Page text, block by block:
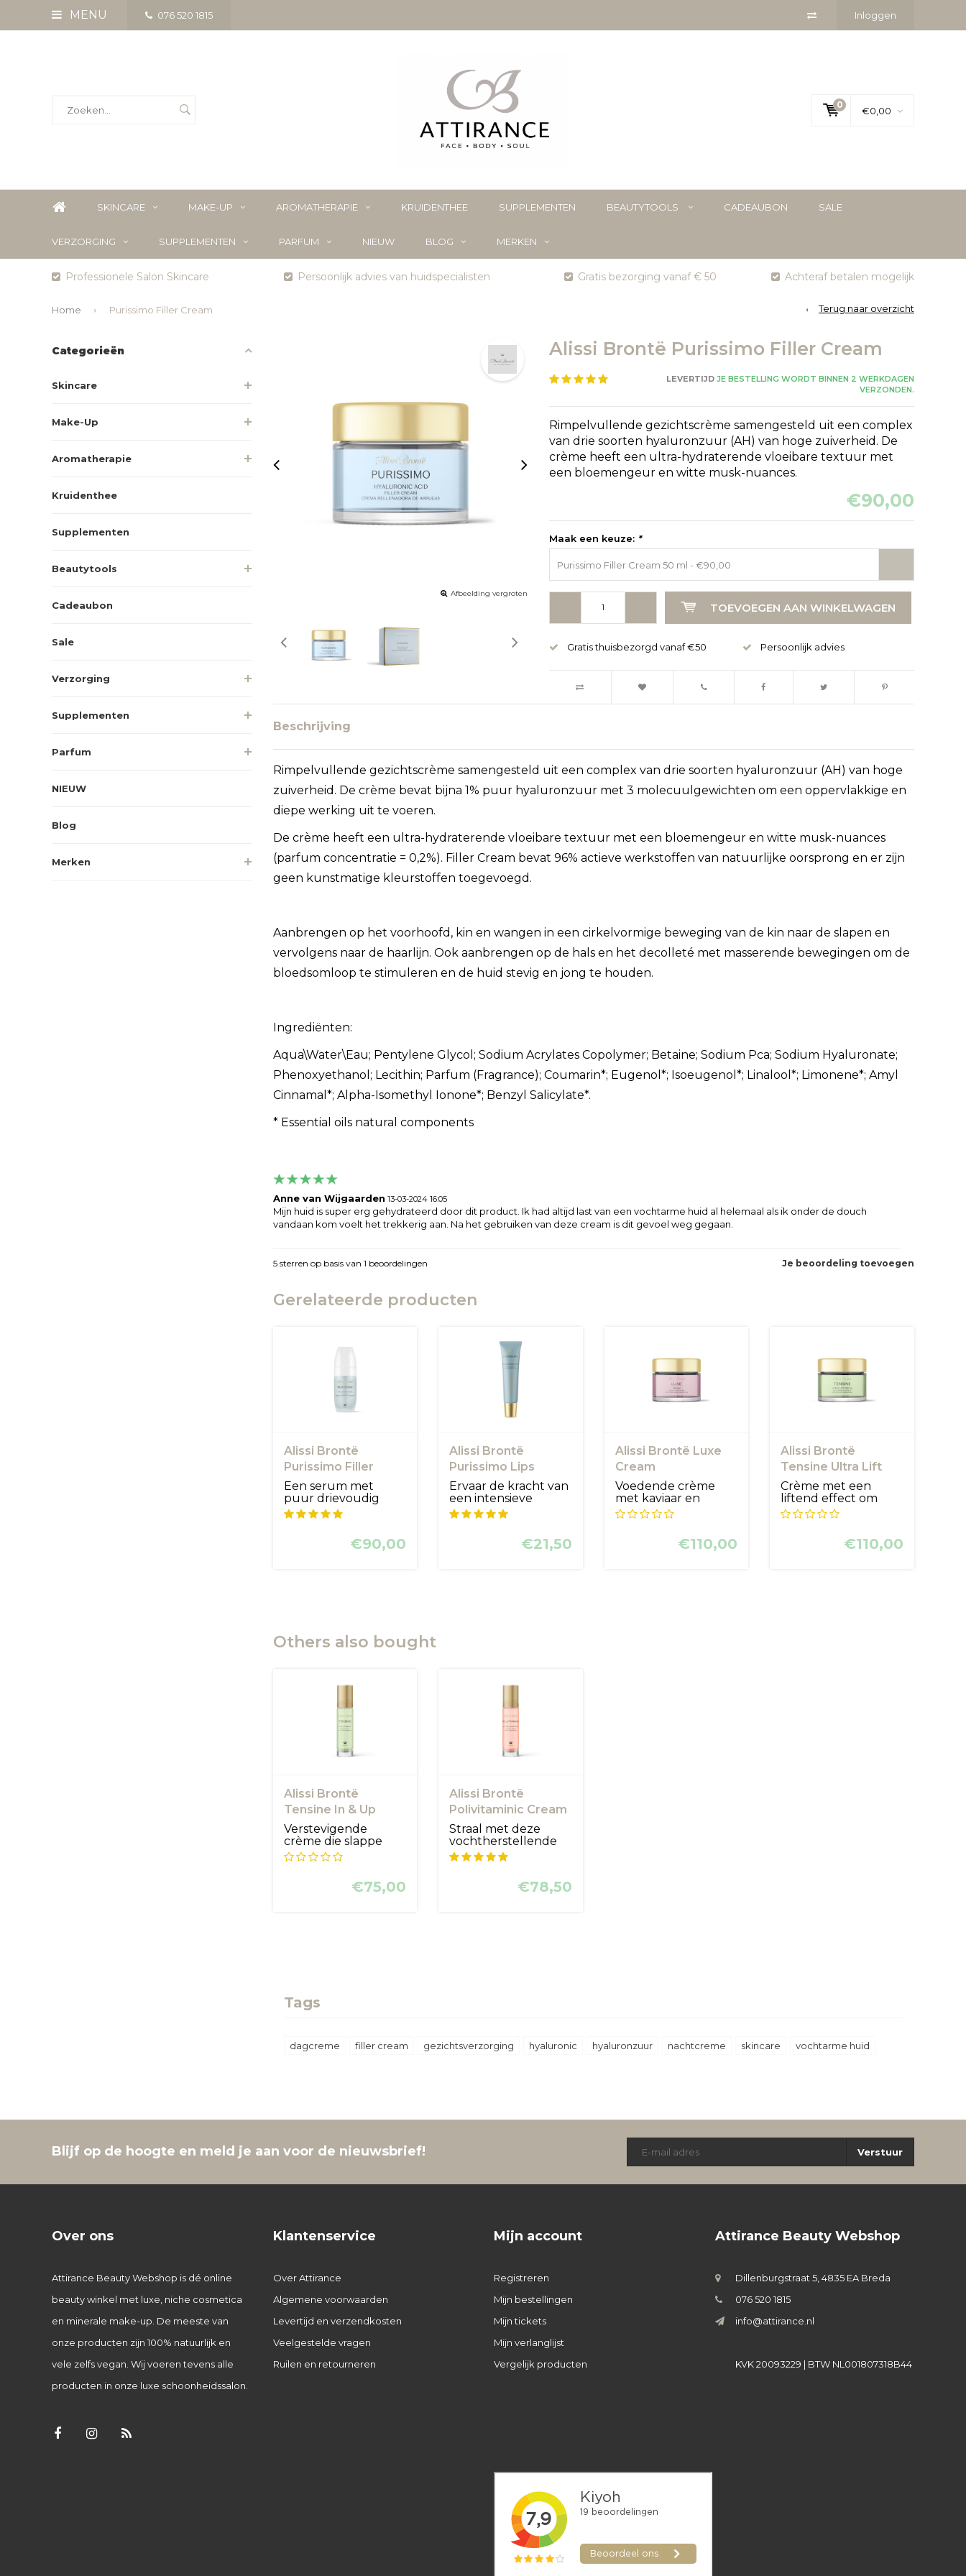
MENU 076 520 1815 Inloggen
0
€0,00
SKINCARE MAKE-UP AROMATHERAPIE KRUIDENTHEE SUPPLEMENTEN BEAUTYTOOLS CADEAUBON SALE
VERZORGING SUPPLEMENTEN PARFUM NIEUW BLOG MERKEN
Professionele Salon Skincare Persoonlijk advies van huidspecialisten Gratis bezorging vanaf € 50 Achteraf betalen mogelijk
Home Purissimo Filler Cream Terug naar overzicht
Categorieën
Skincare
Make-Up
Aromatherapie
Kruidenthee
Supplementen
Beautytools
Cadeaubon
Sale
Verzorging
Supplementen
Parfum
NIEUW
Blog
Merken
Afbeelding vergroten Afbeelding vergroten
Alissi Brontë Purissimo Filler Cream
LEVERTIJDJE BESTELLING WORDT BINNEN 2 WERKDAGEN
VERZONDEN.
Rimpelvullende gezichtscrème samengesteld uit een complex
van drie soorten hyaluronzuur (AH) van hoge zuiverheid. De
crème heeft een ultra-hydraterende vloeibare textuur met
een bloemengeur en witte musk-nuances.
€90,00
Maak een keuze: *
Purissimo Filler Cream 50 ml - €90,00
TOEVOEGEN AAN WINKELWAGEN
Gratis thuisbezorgd vanaf €50 Persoonlijk advies
Beschrijving
Rimpelvullende gezichtscrème samengesteld uit een complex van drie soorten hyaluronzuur (AH) van hoge
zuiverheid. De crème bevat bijna 1% puur hyaluronzuur met 3 molecuulgewichten om een oppervlakkige en
diepe werking uit te voeren.
De crème heeft een ultra-hydraterende vloeibare textuur met een bloemengeur en witte musk-nuances
(parfum concentratie = 0,2%). Filler Cream bevat 96% actieve werkstoffen van natuurlijke oorsprong en er zijn
geen kunstmatige kleurstoffen toegevoegd.
Aanbrengen op het voorhoofd, kin en wangen in een cirkelvormige beweging van de kin naar de slapen en
vervolgens naar de haarlijn. Ook aanbrengen op de hals en het decolleté met masserende bewegingen om de
bloedsomloop te stimuleren en de huid stevig en jong te houden.
Ingrediënten:
Aqua\Water\Eau; Pentylene Glycol; Sodium Acrylates Copolymer; Betaine; Sodium Pca; Sodium Hyaluronate;
Phenoxyethanol; Lecithin; Parfum (Fragrance); Coumarin*; Eugenol*; Isoeugenol*; Linalool*; Limonene*; Amyl
Cinnamal*; Alpha-Isomethyl Ionone*; Benzyl Salicylate*.
* Essential oils natural components
Anne van Wijgaarden 13-03-2024 16:05
Mijn huid is super erg gehydrateerd door dit product. Ik had altijd last van een vochtarme huid al helemaal als ik onder de douch
vandaan kom voelt het trekkerig aan. Na het gebruiken van deze cream is dit gevoel weg gegaan.
Je beoordeling toevoegen
5sterren op basis van 1 beoordelingen
Gerelateerde producten
Alissi Brontë
Purissimo Filler
Serum
Een serum met
puur drievoudig
hyaluronzuur, dat
zorgt voor d...
€90,00
Alissi Brontë
Purissimo Lips
Voluminizer 15 ml
Ervaar de kracht van
een intensieve
lipverzorging die van
bi...
€21,50
Alissi Brontë Luxe
Cream
Voedende crème
met kaviaar en
energetische
essence om de aa...
€110,00
Alissi Brontë
Tensine Ultra Lift
Cream
Crème met een
liftend effect om
weefsels
onmiddellijk te ve...
€110,00
Others also bought
Alissi Brontë
Tensine In & Up
Cream
Verstevigende
crème die slappe
weefsels helpt te
voorkomen ...
€75,00
Alissi Brontë
Polivitaminic Cream
Straal met deze
vochtherstellende
crème die de
vitaliteit e...
€78,50
Tags
dagcreme filler cream gezichtsverzorging hyaluronic hyaluronzuur nachtcreme skincare vochtarme huid
Blijf op de hoogte en meld je aan voor de nieuwsbrief! Verstuur
Over ons
Attirance Beauty Webshop is dé online
beauty winkel met luxe, niche cosmetica
en minerale make-up. De meeste van
onze producten zijn 100% natuurlijk en
vele zelfs vegan. Wij voeren tevens alle
producten in onze luxe schoonheidssalon.
Klantenservice
Over Attirance
Algemene voorwaarden
Levertijd en verzendkosten
Veelgestelde vragen
Ruilen en retourneren
Mijn account
Registreren
Mijn bestellingen
Mijn tickets
Mijn verlanglijst
Vergelijk producten
Attirance Beauty Webshop
Dillenburgstraat 5, 4835 EA Breda
076 520 1815
info@attirance.nl
KVK 20093229 | BTW NL001807318B44